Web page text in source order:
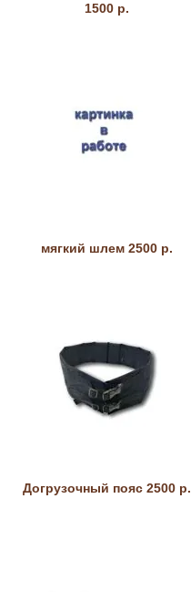
1500 р.
мягкий шлем 2500 р.
Догрузочный пояс 2500 р.